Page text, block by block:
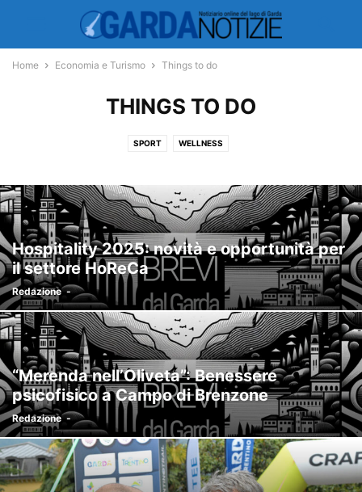
Home Economia e Turismo Things to do
THINGS TO DO
SPORT WELLNESS
Hospitality 2025: novità e opportunità per
il settore HoReCa
Redazione -
“Merenda nell’Oliveta”: Benessere
psicofisico a Campo di Brenzone
Redazione -